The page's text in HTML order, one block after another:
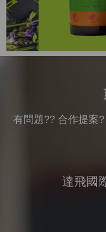
有問題?? 合作提案
達飛國